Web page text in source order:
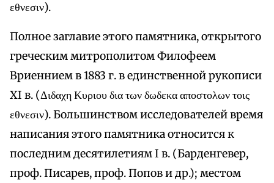
εθνεσιν).
Полное заглавие этого памятника, открытого
греческим митрополитом Филофеем
Вриеннием в 1883 г. в единственной рукописи
XI в. (Διδαχη Κυριου δια των δωδεκα αποστολων τοις
εθνεσιν). Большинством исследователей время
написания этого памятника относится к
последним десятилетиям I в. (Барденгевер,
проф. Писарев, проф. Попов и др.); местом